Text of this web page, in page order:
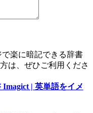
で楽に暗記できる辞書
は、ぜひご利用くださ
| 英単語をイメ